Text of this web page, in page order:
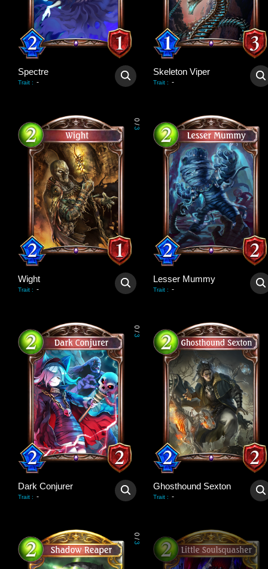
Spectre
Trait : -
Skeleton Viper
Trait : -
0
/
3
Wight
Trait : -
Lesser Mummy
Trait : -
0
/
3
Dark Conjurer
Trait : -
Ghosthound Sexton
Trait : -
0
/
3